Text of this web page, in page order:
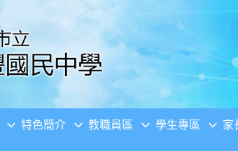
特色簡介 教職員區 學生專區 家